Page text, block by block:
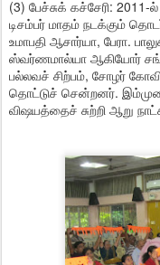
(3) பேச்சுக் கச்சேரி:
டிசம்பர் மாதம் நடக்கும்
உமாபதி ஆசார்யா, பேரா.
ஸ்வர்ணமால்யா ஆகியோர்
பல்லவச் சிற்பம், சோழர்
தொட்டுச் சென்றனர்.
விஷயத்தைச் சுற்றி ஆறு